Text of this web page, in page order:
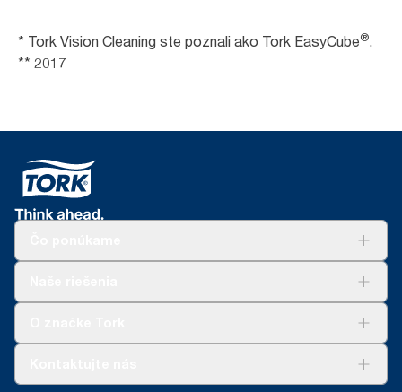
* Tork Vision Cleaning ste poznali ako Tork EasyCube®.
** 2017